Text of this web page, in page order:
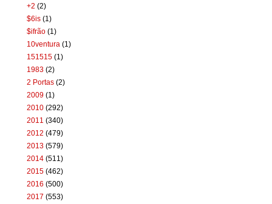
+2 (2)
$6is (1)
$ifrão (1)
10ventura (1)
151515 (1)
1983 (2)
2 Portas (2)
2009 (1)
2010 (292)
2011 (340)
2012 (479)
2013 (579)
2014 (511)
2015 (462)
2016 (500)
2017 (553)